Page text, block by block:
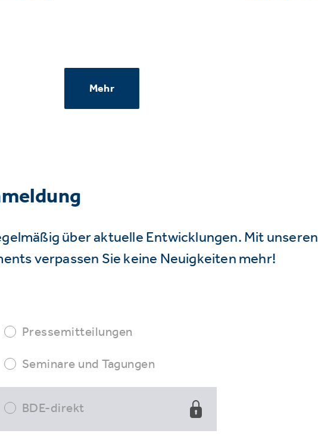
Mehr
über aktuelle Entwicklungen. Mit unseren
verpassen Sie keine Neuigkeiten mehr!
Pressemitteilungen
Seminare und Tagungen
BDE-direkt